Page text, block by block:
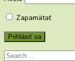
Zapamätať
Search